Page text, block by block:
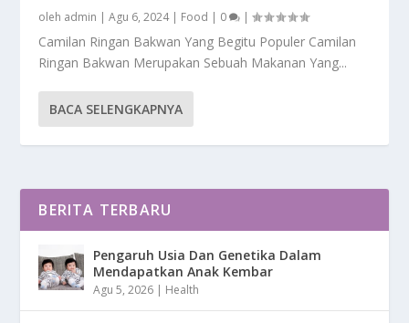
oleh admin |Agu 6, 2024| Food | 0 |
Camilan Ringan Bakwan Yang Begitu Populer Camilan
Ringan Bakwan Merupakan Sebuah Makanan Yang...
BACA SELENGKAPNYA
BERITA TERBARU
Pengaruh Usia Dan Genetika Dalam
Mendapatkan Anak Kembar
Agu 5, 2026 | Health